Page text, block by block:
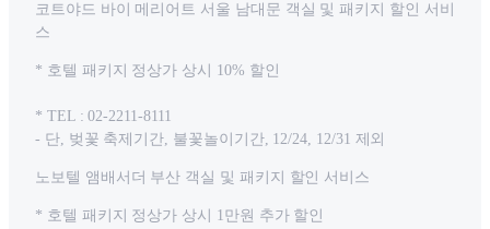
코트야드 바이 메리어트 서울 남대문 객실 및 패키지 할인 서비
스
* 호텔 패키지 정상가 상시 10% 할인
* TEL : 02-2211-8111
- 단, 벚꽃 축제기간, 불꽃놀이기간, 12/24, 12/31 제외
노보텔 앰배서더 부산 객실 및 패키지 할인 서비스
* 호텔 패키지 정상가 상시 1만원 추가 할인